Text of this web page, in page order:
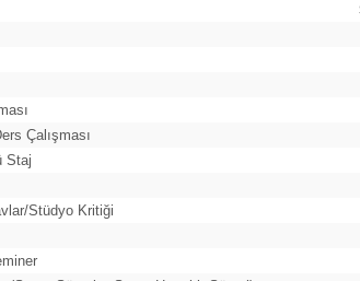
Çalışması
Staj
Stüdyo Kritiği